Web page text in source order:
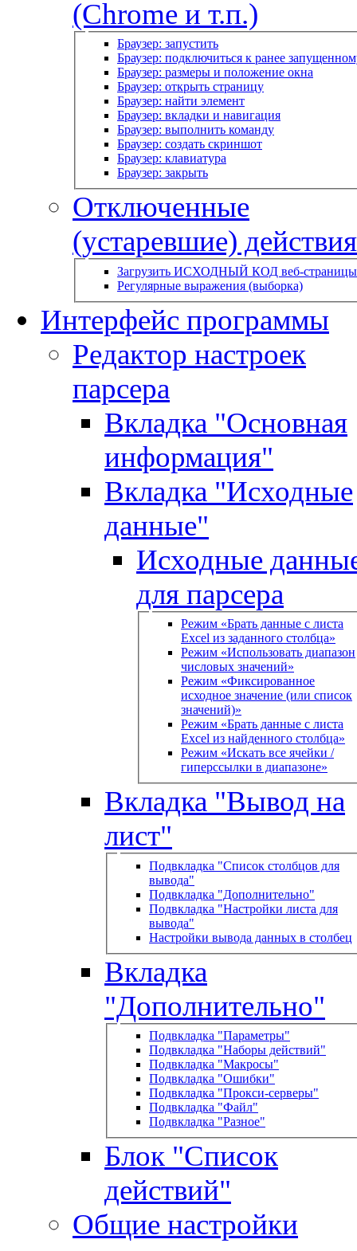
(Chrome и т.п.)
Браузер: запустить
Браузер: подключиться к ранее
Браузер: размеры и положение окна
Браузер: открыть страницу
Браузер: найти элемент
Браузер: вкладки и навигация
Браузер: выполнить команду
Браузер: создать скриншот
Браузер: клавиатура
Браузер: закрыть
Отключенные
(устаревшие) действия
Загрузить ИСХОДНЫЙ КОД веб-страницы
Регулярные выражения (выборка)
Интерфейс программы
Редактор настроек
парсера
Вкладка "Основная
информация"
Вкладка "Исходные
данные"
Исходные
для парсера
Режим «Брать данные с листа
Excel из заданного столбца»
Режим «Использовать диапазон
числовых значений»
Режим «Фиксированное
исходное значение (или список
значений)»
Режим «Брать данные с листа
Excel из найденного столбца»
Режим «Искать все ячейки /
гиперссылки в диапазоне»
Вкладка "Вывод на
лист"
Подвкладка "Список столбцов для
вывода"
Подвкладка "Дополнительно"
Подвкладка "Настройки листа для
вывода"
Настройки вывода данных в столбец
Вкладка
"Дополнительно"
Подвкладка "Параметры"
Подвкладка "Наборы действий"
Подвкладка "Макросы"
Подвкладка "Ошибки"
Подвкладка "Прокси-серверы"
Подвкладка "Файл"
Подвкладка "Разное"
Блок "Список
действий"
Общие настройки